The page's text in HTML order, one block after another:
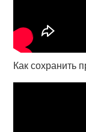
Как сохранить